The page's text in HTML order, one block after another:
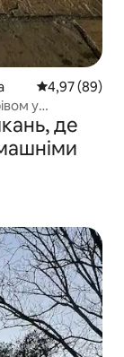
Середня
4,97 (89)
у
де